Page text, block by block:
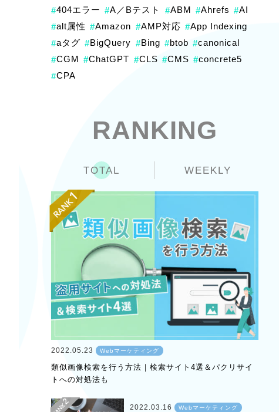
#404エラー #A／Bテスト #ABM #Ahrefs #AI
#alt属性 #Amazon #AMP対応 #App Indexing
#aタグ #BigQuery #Bing #btob #canonical
#CGM #ChatGPT #CLS #CMS #concrete5
#CPA
RANKING
TOTAL WEEKLY
2022.05.23 Webマーケティング
類似画像検索を行う方法｜検索サイト4選＆パクリサイ
トへの対処法も
2022.03.16 Webマーケティング